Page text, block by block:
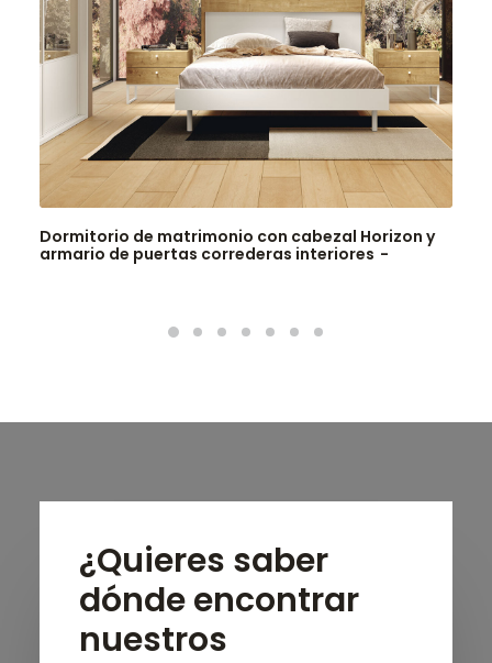
Dormitorio de matrimonio con cabezal Horizon y
armario de puertas correderas interiores
¿Quieres saber
dónde encontrar
nuestros